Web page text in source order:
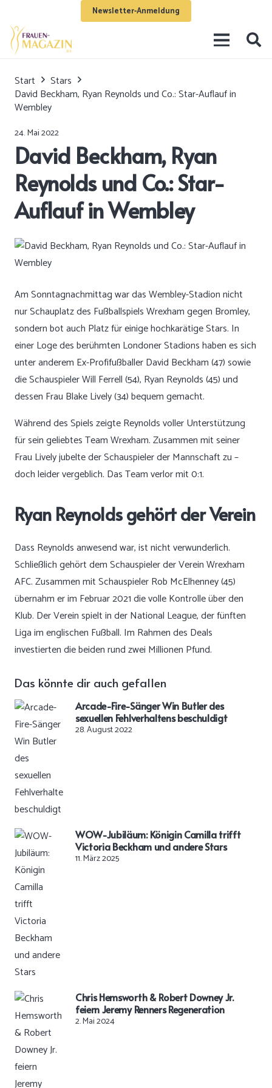
Newsletter-Anmeldung
Start
Stars
David Beckham, Ryan Reynolds und Co.: Star-Auflauf in
Wembley
24. Mai 2022
David Beckham, Ryan
Reynolds und Co.: Star-
Auflauf in Wembley
Am Sonntagnachmittag war das Wembley-Stadion nicht
nur Schauplatz des Fußballspiels Wrexham gegen Bromley,
sondern bot auch Platz für einige hochkarätige Stars. In
einer Loge des berühmten Londoner Stadions haben es sich
unter anderem Ex-Profifußballer David Beckham (47) sowie
die Schauspieler Will Ferrell (54), Ryan Reynolds (45) und
dessen Frau Blake Lively (34) bequem gemacht.
Während des Spiels zeigte Reynolds voller Unterstützung
für sein geliebtes Team Wrexham. Zusammen mit seiner
Frau Lively jubelte der Schauspieler der Mannschaft zu –
doch leider vergeblich. Das Team verlor mit 0:1.
Ryan Reynolds gehört der Verein
Dass Reynolds anwesend war, ist nicht verwunderlich.
Schließlich gehört dem Schauspieler der Verein Wrexham
AFC. Zusammen mit Schauspieler Rob McElhenney (45)
übernahm er im Februar 2021 die volle Kontrolle über den
Klub. Der Verein spielt in der National League, der fünften
Liga im englischen Fußball. Im Rahmen des Deals
investierten die beiden rund zwei Millionen Pfund.
Das könnte dir auch gefallen
Arcade-Fire-Sänger Win Butler des
sexuellen Fehlverhaltens beschuldigt
28. August 2022
WOW-Jubiläum: Königin Camilla trifft
Victoria Beckham und andere Stars
11. März 2025
Chris Hemsworth & Robert Downey Jr.
feiern Jeremy Renners Regeneration
2. Mai 2024